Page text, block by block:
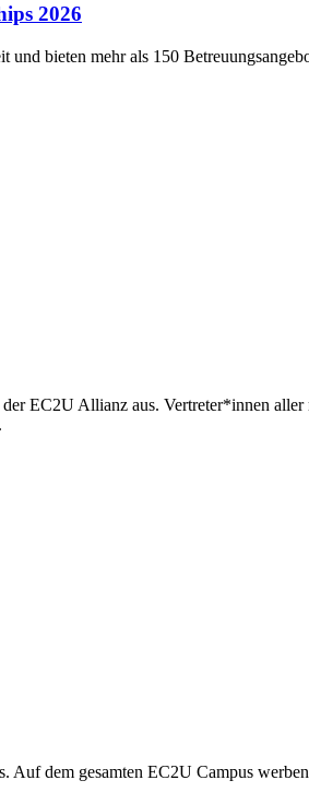
2026
bieten mehr als 150
EC2U Allianz aus. Vertreter*innen aller
Auf dem gesamten EC2U Campus